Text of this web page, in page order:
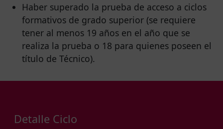
Haber superado la prueba de acceso a ciclos
formativos de grado superior (se requiere
tener al menos 19 años en el año que se
realiza la prueba o 18 para quienes poseen el
título de Técnico).
Detalle Ciclo